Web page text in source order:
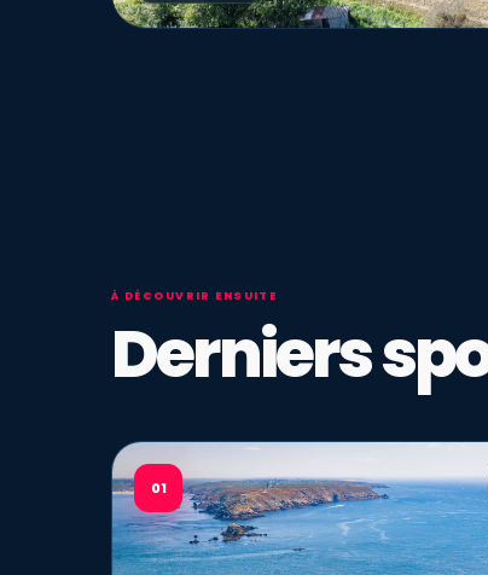
À DÉCOUVRIR ENSUITE
Derniers
01